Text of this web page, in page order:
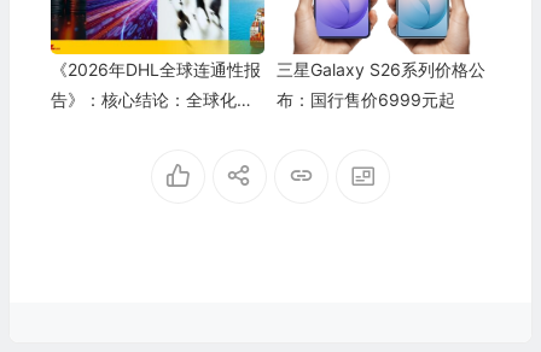
《2026年DHL全球连通性报
告》：核心结论：全球化韧
三星Galaxy S26系列价格公
布：国行售价6999元起